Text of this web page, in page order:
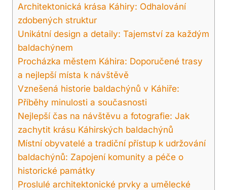
Architektonická krása Káhiry: Odhalování
zdobených struktur
Unikátní design a detaily: Tajemství za každým
baldachýnem
Procházka městem Káhira: Doporučené trasy
a nejlepší místa k návštěvě
Vznešená historie baldachýnů v Káhiře:
Příběhy minulosti a současnosti
Nejlepší čas na návštěvu a fotografie: Jak
zachytit krásu Káhirských baldachýnů
Místní obyvatelé a tradiční přístup k udržování
baldachýnů: Zapojení komunity a péče o
historické památky
Proslulé architektonické prvky a umělecké